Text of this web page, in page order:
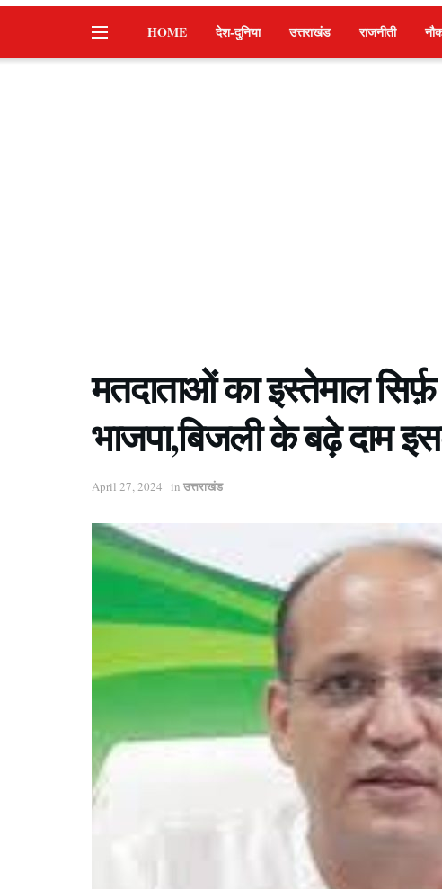
HOME देश-दुनिया उत्तराखंड राजनीती
मतदाताओं का इस्तेमाल
भाजपा,बिजली के बढ़े दाम
April 27, 2024 in उत्तराखंड